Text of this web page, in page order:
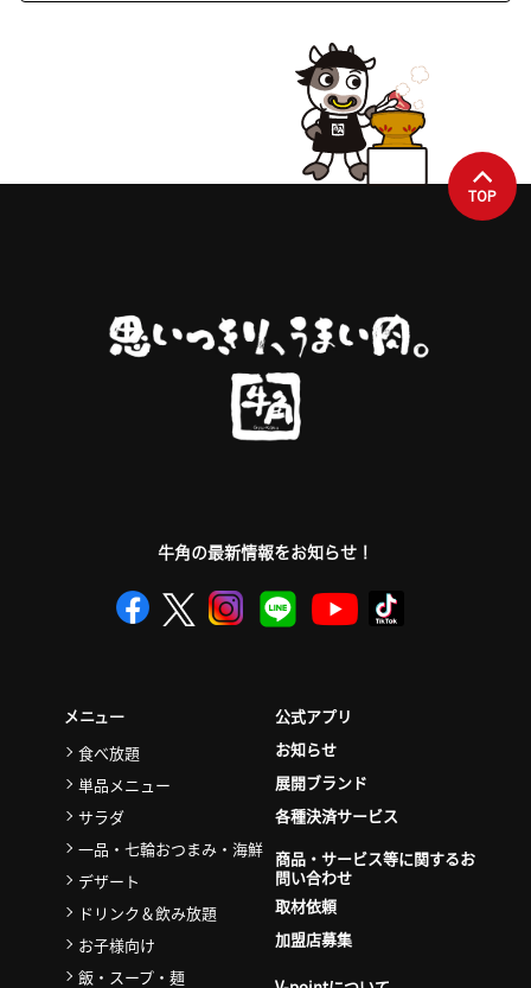
TOP
牛角の最新情報をお知らせ！
メニュー
食べ放題
単品メニュー
サラダ
一品・七輪おつまみ・海鮮
デザート
ドリンク＆飲み放題
お子様向け
飯・スープ・麺
公式アプリ
お知らせ
展開ブランド
各種決済サービス
商品・サービス等に関するお
問い合わせ
取材依頼
加盟店募集